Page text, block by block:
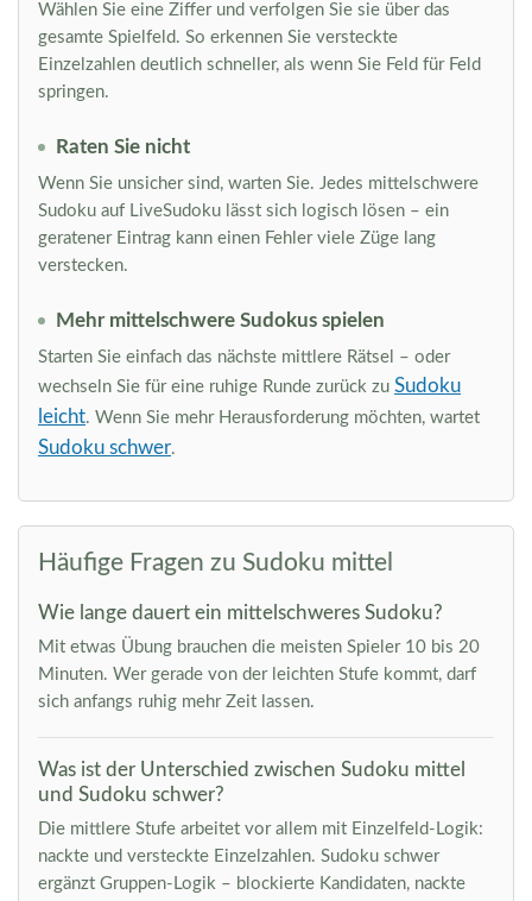
Wählen Sie eine Ziffer und verfolgen Sie sie über das
gesamte Spielfeld. So erkennen Sie versteckte
Einzelzahlen deutlich schneller, als wenn Sie Feld für Feld
springen.
Raten Sie nicht
Wenn Sie unsicher sind, warten Sie. Jedes mittelschwere
Sudoku auf LiveSudoku lässt sich logisch lösen – ein
geratener Eintrag kann einen Fehler viele Züge lang
verstecken.
Mehr mittelschwere Sudokus spielen
Starten Sie einfach das nächste mittlere Rätsel – oder
wechseln Sie für eine ruhige Runde zurück zu Sudoku
leicht. Wenn Sie mehr Herausforderung möchten, wartet
Sudoku schwer.
Häufige Fragen zu Sudoku mittel
Wie lange dauert ein mittelschweres Sudoku?
Mit etwas Übung brauchen die meisten Spieler 10 bis 20
Minuten. Wer gerade von der leichten Stufe kommt, darf
sich anfangs ruhig mehr Zeit lassen.
Was ist der Unterschied zwischen Sudoku mittel
und Sudoku schwer?
Die mittlere Stufe arbeitet vor allem mit Einzelfeld-Logik:
nackte und versteckte Einzelzahlen. Sudoku schwer
ergänzt Gruppen-Logik – blockierte Kandidaten, nackte